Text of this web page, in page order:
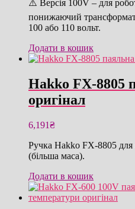
⚠️ Версія 100V – для
понижаючий
100 або 110 вольт.
Додати в кошик
Hakko FX-8805
оригінал
6,191₴
Ручка Hakko FX-8805
(більша маса).
Додати в кошик